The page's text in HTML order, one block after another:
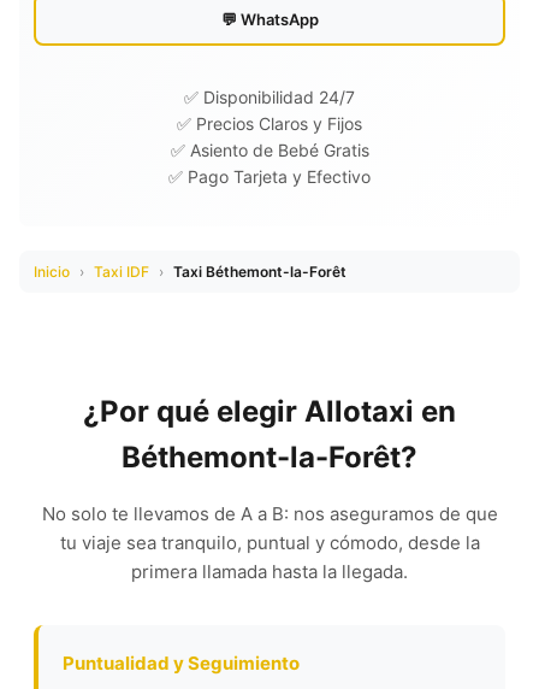
💬 WhatsApp
✅ Disponibilidad 24/7
✅ Precios Claros y Fijos
✅ Asiento de Bebé Gratis
✅ Pago Tarjeta y Efectivo
Inicio › Taxi IDF › Taxi Béthemont-la-Forêt
¿Por qué elegir Allotaxi en
Béthemont-la-Forêt?
No solo te llevamos de A a B: nos aseguramos de que
tu viaje sea tranquilo, puntual y cómodo, desde la
primera llamada hasta la llegada.
Puntualidad y Seguimiento